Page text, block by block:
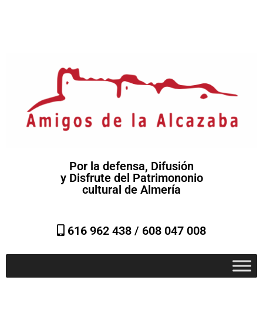
Por la defensa, Difusión
y Disfrute del Patrimononio
cultural de Almería
616 962 438 / 608 047 008